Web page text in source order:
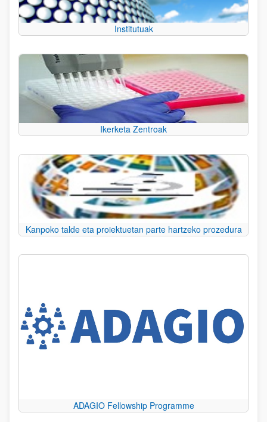
Institutuak
Ikerketa Zentroak
Kanpoko talde eta proiektuetan parte hartzeko prozedura
ADAGIO Fellowship Programme